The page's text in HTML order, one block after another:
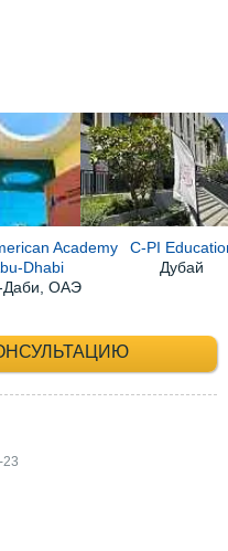
Academy
Dhabi
Даби, ОАЭ
C-PI
Дубай
(495) 660-35-
23